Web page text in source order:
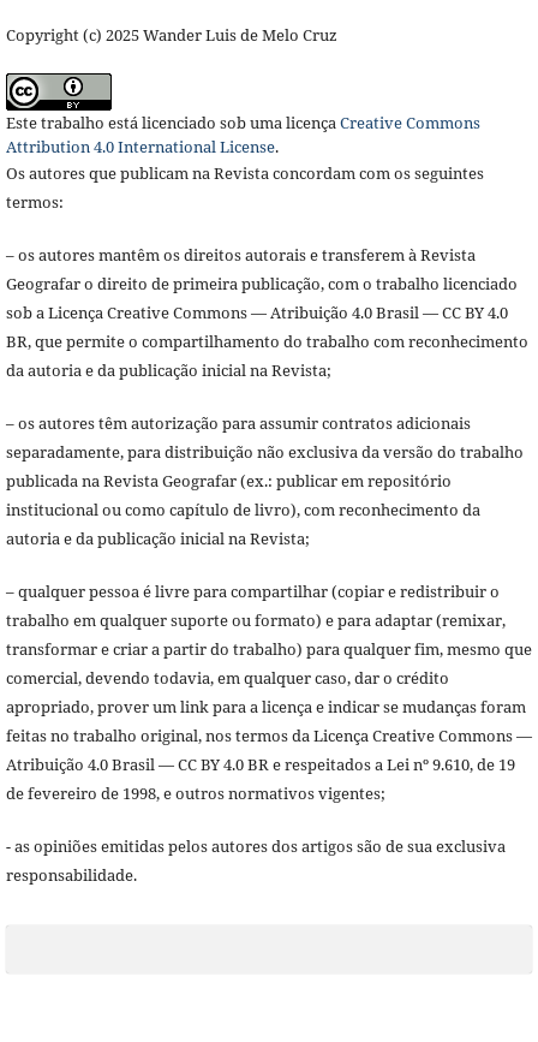
Copyright (c) 2025 Wander Luis de Melo Cruz
Este trabalho está licenciado sob uma licençaCreative Commons
Attribution 4.0 International License.
Os autores que publicam na Revista concordam com os seguintes
termos:
– os autores mantêm os direitos autorais e transferem à Revista
Geografar o direito de primeira publicação, com o trabalho licenciado
sob a Licença Creative Commons — Atribuição 4.0 Brasil — CC BY 4.0
BR, que permite o compartilhamento do trabalho com reconhecimento
da autoria e da publicação inicial na Revista;
– os autores têm autorização para assumir contratos adicionais
separadamente, para distribuição não exclusiva da versão do trabalho
publicada na Revista Geografar (ex.: publicar em repositório
institucional ou como capítulo de livro), com reconhecimento da
autoria e da publicação inicial na Revista;
– qualquer pessoa é livre para compartilhar (copiar e redistribuir o
trabalho em qualquer suporte ou formato) e para adaptar (remixar,
transformar e criar a partir do trabalho) para qualquer fim, mesmo que
comercial, devendo todavia, em qualquer caso, dar o crédito
apropriado, prover um link para a licença e indicar se mudanças foram
feitas no trabalho original, nos termos da Licença Creative Commons —
Atribuição 4.0 Brasil — CC BY 4.0 BR e respeitados a Lei nº 9.610, de 19
de fevereiro de 1998, e outros normativos vigentes;
- as opiniões emitidas pelos autores dos artigos são de sua exclusiva
responsabilidade.